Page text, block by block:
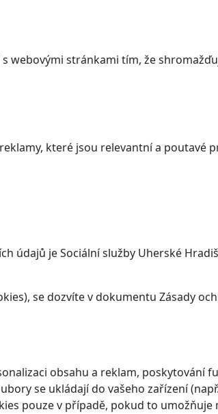
stránkami tím, že
které jsou relevantní a poutavé
údajů je Sociální služby Uherské
se dozvíte v dokumentu Zásady
obsahu a reklam, poskytování
se ukládají do vašeho zařízení
pouze v případě, pokud to umožňuje